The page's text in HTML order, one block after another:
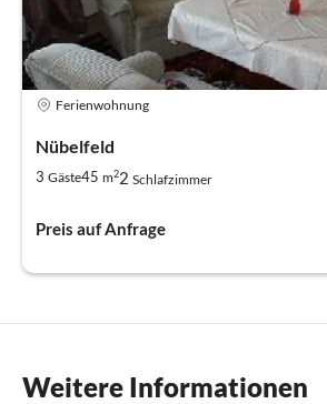
Ferienwohnung
Nübelfeld
3 Gäste45 m22 Schlafzimmer
Preis auf Anfrage
Weitere Informationen